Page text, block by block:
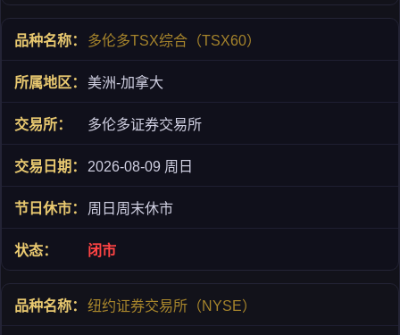
多伦多TSX综合（TSX60）
美洲-加拿大
多伦多证券交易所
2026-08-09 周日
周日周末休市
闭市
纽约证券交易所（NYSE）